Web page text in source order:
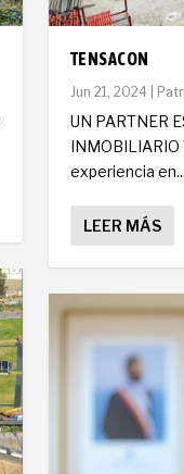
TENSACON
Jun 21, 2024|
UN PARTNER
INMOBILIARIO
experiencia en...
LEER MÁS